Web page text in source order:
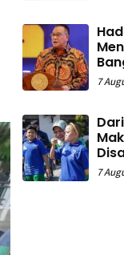
7
7